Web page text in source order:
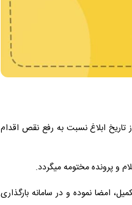
منضم به شکایت، ناقص باشد، مراتب از طریق سامانه یا پیامک به شاکی اعلام تا ظرف مدت 30 روز از تاریخ ابلاغ نسبت به رفع نقص اقدام
و پرونده مختومه میگردد.
انصراف را ضمن تکمیل، امضا نموده و در سامانه بارگذاری